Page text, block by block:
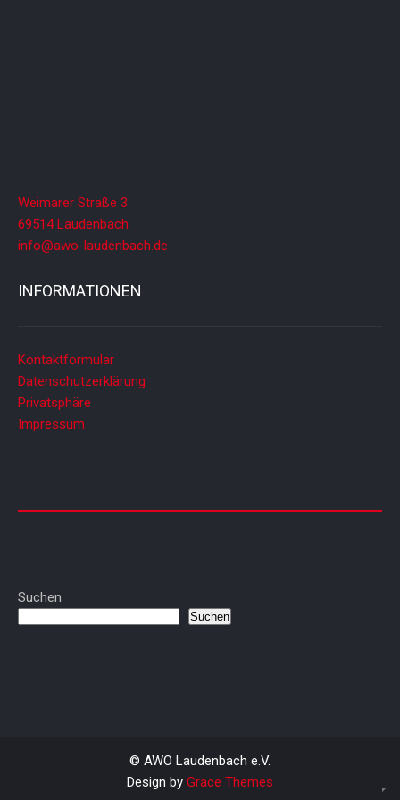
Weimarer Straße 3
69514 Laudenbach
info@awo-laudenbach.de
INFORMATIONEN
Kontaktformular
Datenschutzerklärung
Privatsphäre
Impressum
Suchen
Suchen
© AWO Laudenbach e.V.
Design by Grace Themes